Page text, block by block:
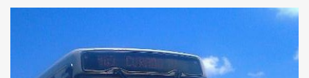
Ônibus , a Volare, que não faz parte da associação, fabricou neste
ano, 327 modelos urbanos. O que aconteceu com a Comil ? A Comil